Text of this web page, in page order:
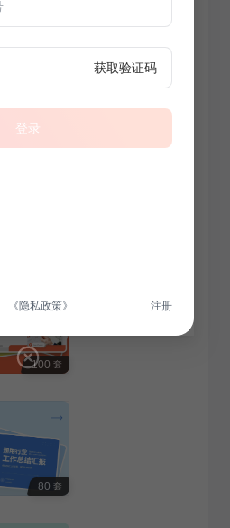
100 套
80 套
获取验证码
登录
《隐私政策》 注册